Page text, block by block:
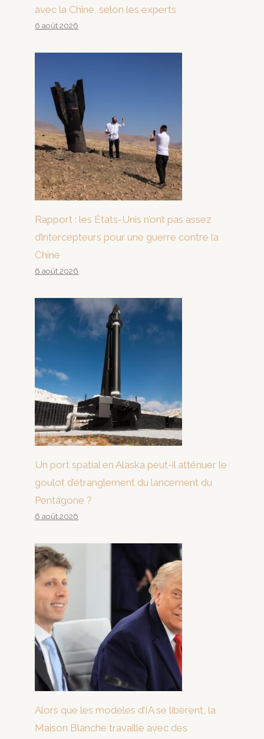
avec la Chine, selon les experts
6 août 2026
Rapport : les États-Unis n’ont pas assez
d’intercepteurs pour une guerre contre la
Chine
6 août 2026
Un port spatial en Alaska peut-il atténuer le
goulot d’étranglement du lancement du
Pentagone ?
6 août 2026
Alors que les modèles d’IA se libèrent, la
Maison Blanche travaille avec des